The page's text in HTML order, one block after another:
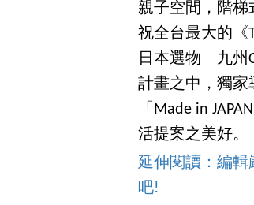
親子空間，階梯
祝全台最大的《
日本選物 九州
計畫之中，獨家
「Made in
活提案之美好。
延伸閱讀：編輯
吧!